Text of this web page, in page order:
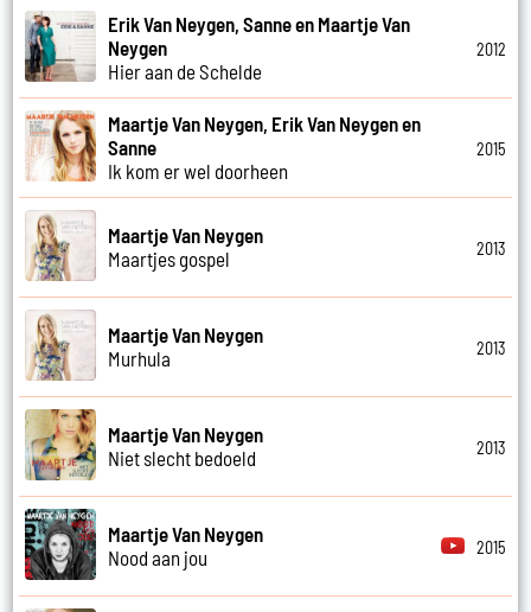
Erik Van Neygen, Sanne en Maartje Van
Neygen
Hier aan de Schelde
2012
Maartje Van Neygen, Erik Van Neygen en
Sanne
Ik kom er wel doorheen
2015
Maartje Van Neygen
Maartjes gospel
2013
Maartje Van Neygen
Murhula
2013
Maartje Van Neygen
Niet slecht bedoeld
2013
Maartje Van Neygen
Nood aan jou
2015